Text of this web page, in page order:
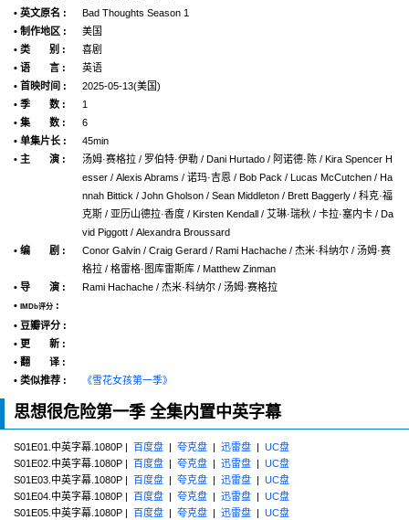
• 英文原名 :
Bad Thoughts Season 1
• 制作地区 :
美国
• 类 别 :
喜剧
• 语 言 :
英语
• 首映时间 :
2025-05-13(美国)
• 季 数 :
1
• 集 数 :
6
• 单集片长 :
45min
• 主 演 :
汤姆·赛格拉 / 罗伯特·伊勒 / Dani Hurtado / 阿诺德·陈 / Kira Spencer H
esser / Alexis Abrams / 诺玛·吉恩 / Bob Pack / Lucas McCutchen / Ha
nnah Bittick / John Gholson / Sean Middleton / Brett Baggerly / 科克·福
克斯 / 亚历山德拉·香度 / Kirsten Kendall / 艾琳·瑞秋 / 卡拉·塞内卡 / Da
vid Piggott / Alexandra Broussard
• 编 剧 :
Conor Galvin / Craig Gerard / Rami Hachache / 杰米·科纳尔 / 汤姆·赛
格拉 / 格雷格·图库雷斯库 / Matthew Zinman
• 导 演 :
Rami Hachache / 杰米·科纳尔 / 汤姆·赛格拉
•
IMDb评分 :
• 豆瓣评分 :
• 更 新 :
• 翻 译 :
• 类似推荐 :
《雪花女孩第一季》
思想很危险第一季 全集内置中英字幕
S01E01.中英字幕.1080P | 百度盘 | 夸克盘 | 迅雷盘 | UC盘
S01E02.中英字幕.1080P | 百度盘 | 夸克盘 | 迅雷盘 | UC盘
S01E03.中英字幕.1080P | 百度盘 | 夸克盘 | 迅雷盘 | UC盘
S01E04.中英字幕.1080P | 百度盘 | 夸克盘 | 迅雷盘 | UC盘
S01E05.中英字幕.1080P | 百度盘 | 夸克盘 | 迅雷盘 | UC盘